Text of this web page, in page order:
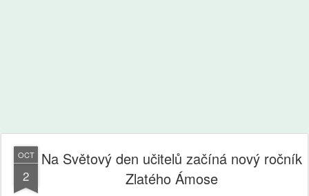
OCT
2
Na Světový den učitelů začíná nový ročník
Zlatého Ámose